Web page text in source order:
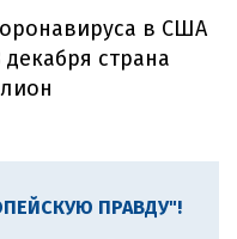
в США
страна
ПРАВДУ"!